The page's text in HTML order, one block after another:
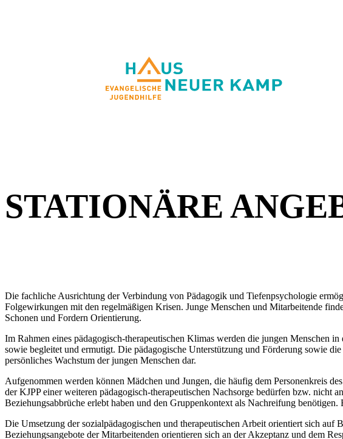
STATIONÄRE
Die fachliche Ausrichtung der Verbindung von Pädagogik und Tiefenpsychologie
Folgewirkungen mit den regelmäßigen Krisen. Junge Menschen und Mitarbeitende
Schonen und Fordern Orientierung.
Im Rahmen eines pädagogisch-therapeutischen Klimas werden die jungen Menschen
sowie begleitet und ermutigt. Die pädagogische Unterstützung und Förderung sowie
persönliches Wachstum der jungen Menschen dar.
Aufgenommen werden können Mädchen und Jungen, die häufig dem Personenkreis
der KJPP einer weiteren pädagogisch-therapeutischen Nachsorge bedürfen bzw.
Beziehungsabbrüche erlebt haben und den Gruppenkontext als Nachreifung
Die Umsetzung der sozialpädagogischen und therapeutischen Arbeit orientiert sich
Beziehungsangebote der Mitarbeitenden orientieren sich an der Akzeptanz und dem